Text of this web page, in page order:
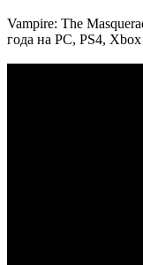
Vampire: The
года на PC, PS4,